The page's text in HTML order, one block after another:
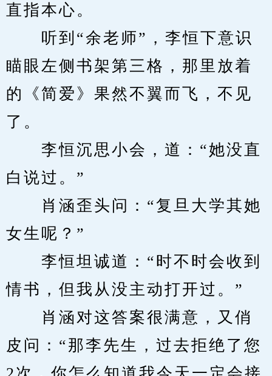
直指本心。
听到“余老师”，李恒下意识
瞄眼左侧书架第三格，那里放着
的《简爱》果然不翼而飞，不见
了。
李恒沉思小会，道：“她没直
白说过。”
肖涵歪头问：“复旦大学其她
女生呢？”
李恒坦诚道：“时不时会收到
情书，但我从没主动打开过。”
肖涵对这答案很满意，又俏
皮问：“那李先生，过去拒绝了您